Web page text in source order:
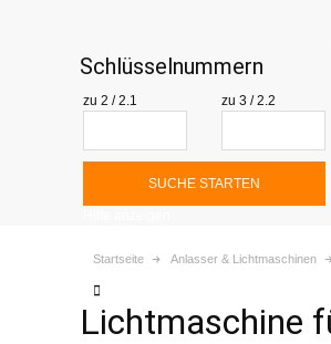
Schlüsselnummern
zu 2 / 2.1 zu 3 / 2.2
SUCHE STARTEN
Startseite Anlasser & Lichtmaschinen
Lichtmaschine